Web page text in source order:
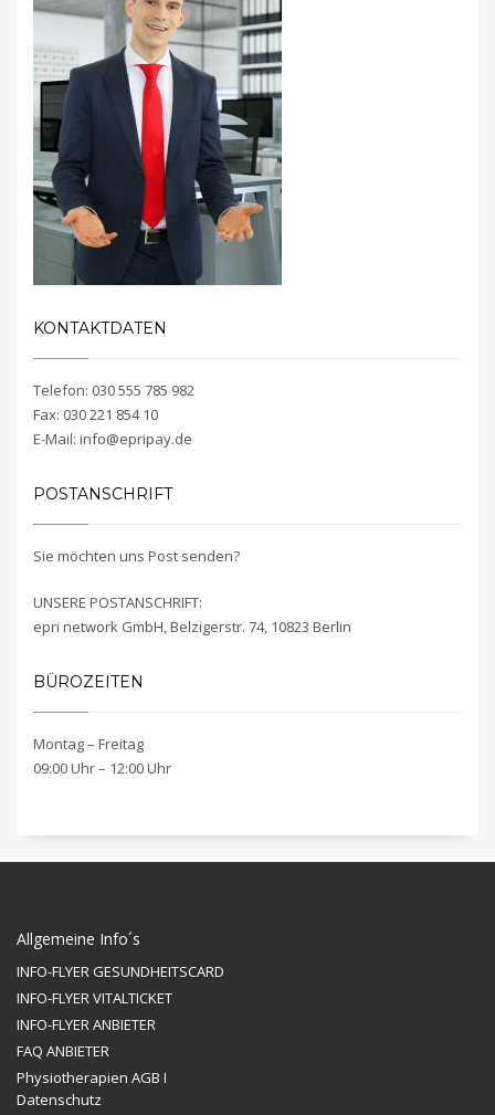
KONTAKTDATEN
Telefon: 030 555 785 982
Fax: 030 221 854 10
E-Mail: info@epripay.de
POSTANSCHRIFT
Sie möchten uns Post senden?
UNSERE POSTANSCHRIFT:
epri network GmbH, Belzigerstr. 74, 10823 Berlin
BÜROZEITEN
Montag – Freitag
09:00 Uhr – 12:00 Uhr
Allgemeine Info´s
INFO-FLYER GESUNDHEITSCARD
INFO-FLYER VITALTICKET
INFO-FLYER ANBIETER
FAQ ANBIETER
Physiotherapien AGB I
Datenschutz